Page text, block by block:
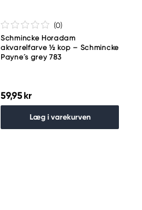
(0)
Schmincke Horadam
akvarelfarve ½ kop – Schmincke
Payne´s grey 783
59,95 kr
Læg i varekurven